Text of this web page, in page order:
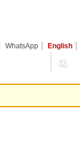
WhatsApp English